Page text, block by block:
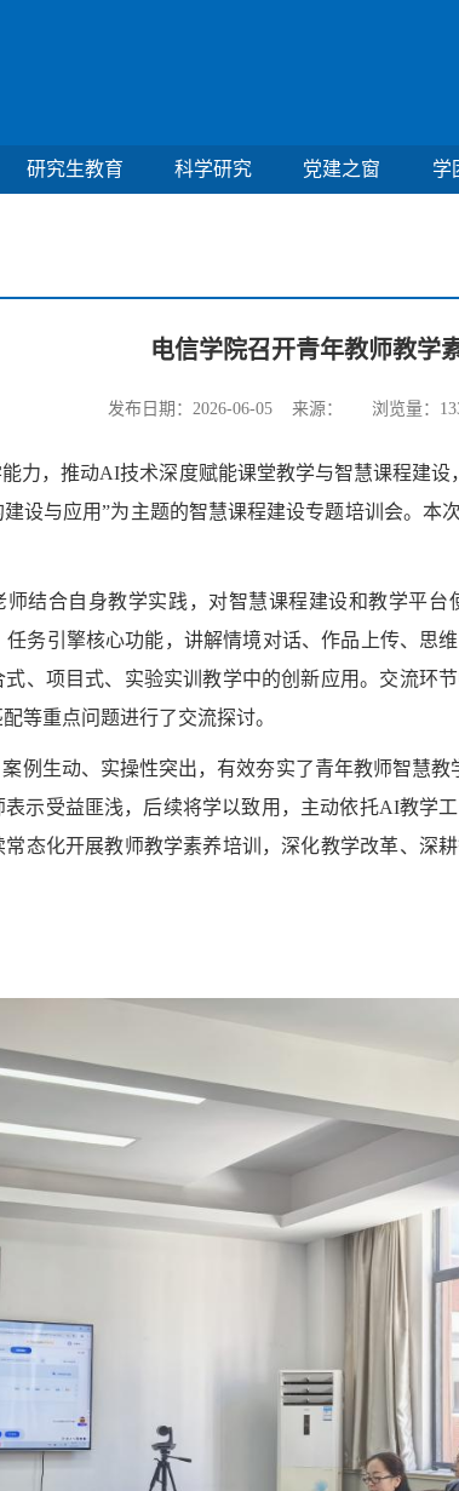
研究生教育 科学研究 党建之窗 学
电信学院召开青年教师教学
发布日期：2026-06-05 来源： 浏览量：
力，推动AI技术深度赋能课堂教学与智慧课程建设
设与应用”为主题的智慧课程建设专题培训会。本
师结合自身教学实践，对智慧课程建设和教学平
务引擎核心功能，讲解情境对话、作品上传、思
、项目式、实验实训教学中的创新应用。交流环
等重点问题进行了交流探讨。
例生动、实操性突出，有效夯实了青年教师智慧教
表示受益匪浅，后续将学以致用，主动依托AI教学
态化开展教师教学素养培训，深化教学改革、深